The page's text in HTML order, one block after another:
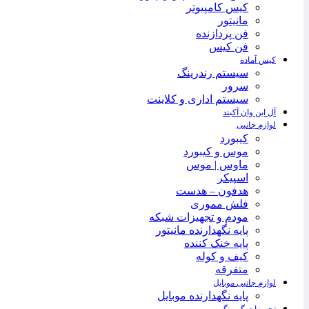
کیس کامپیوتر
مانیتور
فن پردازنده
فن کیس
کیس آماده
سیستم رندرینگ
سرور
سیستم‌ اداری و کلاینت
آل این وان آکبند
لوازم جانبی
کیبورد
موس و کیبورد
ماوس | موس
اسپیکر
هدفون – هدست
فلش مموری
مودم و تجهیزات شبکه
پایه نگهدارنده مانیتور
پایه خنک کننده
کیف و کوله
متفرقه
لوازم جانبی موبایل
پایه نگهدارنده موبایل